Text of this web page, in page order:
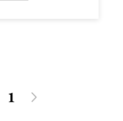
1